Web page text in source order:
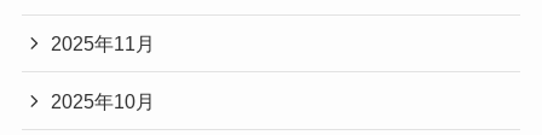
2025年11月
2025年10月